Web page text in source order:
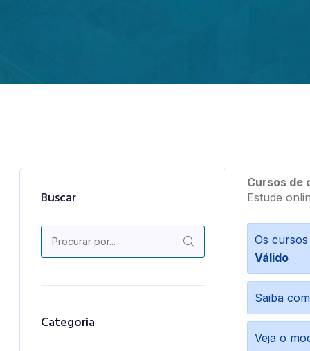
Buscar
Categoria
Cursos de
Estude
Os
Válido
Saiba
Veja o